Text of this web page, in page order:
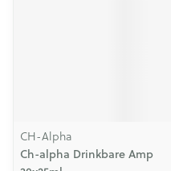
CH-Alpha
Ch-alpha Drinkbare Amp